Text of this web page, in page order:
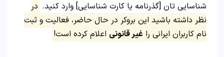
شناسایی تان [گذرنامه یا کارت شناسایی] وارد کنید. در
نظر داشته باشید این بروکر در حال حاضر، فعالیت و ثبت
نام کاربران ایرانی را غیر قانونی اعلام کرده است!